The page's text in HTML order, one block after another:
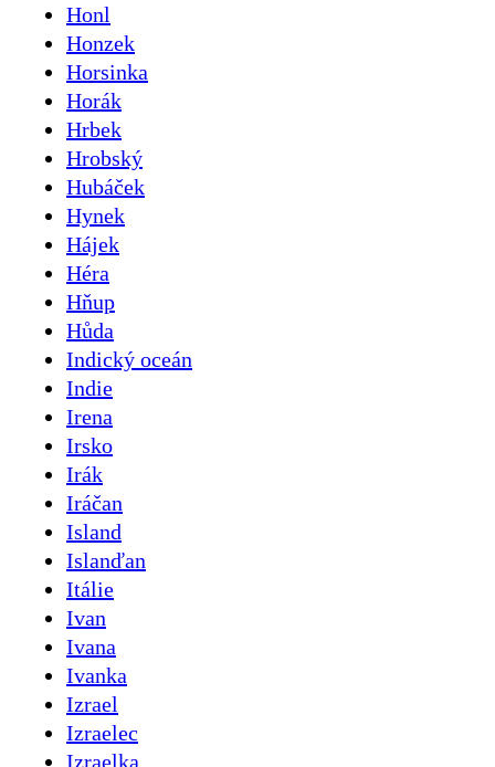
Honl
Honzek
Horsinka
Horák
Hrbek
Hrobský
Hubáček
Hynek
Hájek
Héra
Hňup
Hůda
Indický oceán
Indie
Irena
Irsko
Irák
Iráčan
Island
Islanďan
Itálie
Ivan
Ivana
Ivanka
Izrael
Izraelec
Izraelka